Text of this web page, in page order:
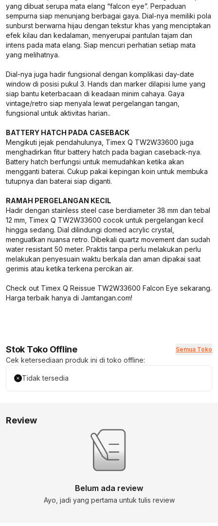
yang dibuat serupa mata elang “falcon eye”. Perpaduan
sempurna siap menunjang berbagai gaya. Dial-nya memiliki pola
sunburst berwarna hijau dengan tekstur khas yang menciptakan
efek kilau dan kedalaman, menyerupai pantulan tajam dan
intens pada mata elang. Siap mencuri perhatian setiap mata
yang melihatnya.
Dial-nya juga hadir fungsional dengan komplikasi day-date
window di posisi pukul 3. Hands dan marker dilapisi lume yang
siap bantu keterbacaan di keadaan minim cahaya. Gaya
vintage/retro siap menyala lewat pergelangan tangan,
fungsional untuk aktivitas harian..
BATTERY HATCH PADA CASEBACK
Mengikuti jejak pendahulunya, Timex Q TW2W33600 juga
menghadirkan fitur battery hatch pada bagian caseback-nya.
Battery hatch berfungsi untuk memudahkan ketika akan
mengganti baterai. Cukup pakai kepingan koin untuk membuka
tutupnya dan baterai siap diganti.
RAMAH PERGELANGAN KECIL
Hadir dengan stainless steel case berdiameter 38 mm dan tebal
12 mm, Timex Q TW2W33600 cocok untuk pergelangan kecil
hingga sedang. Dial dilindungi domed acrylic crystal,
menguatkan nuansa retro. Dibekali quartz movement dan sudah
water resistant 50 meter. Praktis tanpa perlu melakukan perlu
melakukan penyesuain waktu berkala dan aman dipakai saat
gerimis atau ketika terkena percikan air.
Check out Timex Q Reissue TW2W33600 Falcon Eye sekarang.
Harga terbaik hanya di Jamtangan.com!
Stok Toko Offline Semua Toko
Cek ketersediaan produk ini di toko offline:
Tidak tersedia
Review
Belum ada review
Ayo, jadi yang pertama untuk tulis review